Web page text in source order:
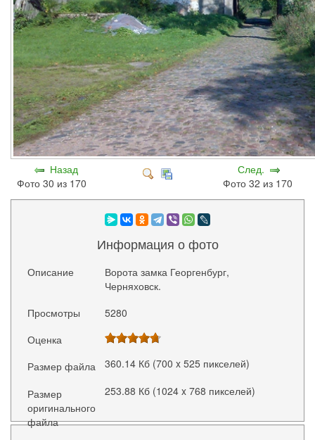
Назад
Фото 30 из 170
След.
Фото 32 из 170
Информация о фото
Описание
Ворота замка Георгенбург,
Черняховск.
Просмотры
5280
Оценка
Размер файла
360.14 Кб (700 x 525 пикселей)
Размер
оригинального
файла
253.88 Кб (1024 x 768 пикселей)